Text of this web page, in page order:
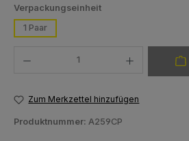
Verpackungseinheitauswählen
1 Paar
Zum Merkzettel hinzufügen
Produktnummer: A259CP